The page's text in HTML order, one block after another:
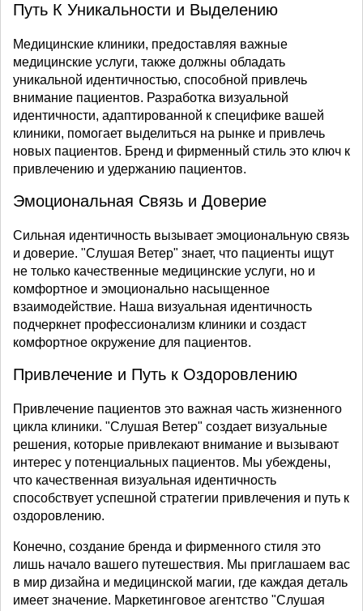
Путь К Уникальности и Выделению
Медицинские клиники, предоставляя важные
медицинские услуги, также должны обладать
уникальной идентичностью, способной привлечь
внимание пациентов. Разработка визуальной
идентичности, адаптированной к специфике вашей
клиники, помогает выделиться на рынке и привлечь
новых пациентов. Бренд и фирменный стиль это ключ к
привлечению и удержанию пациентов.
Эмоциональная Связь и Доверие
Сильная идентичность вызывает эмоциональную связь
и доверие. "Слушая Ветер" знает, что пациенты ищут
не только качественные медицинские услуги, но и
комфортное и эмоционально насыщенное
взаимодействие. Наша визуальная идентичность
подчеркнет профессионализм клиники и создаст
комфортное окружение для пациентов.
Привлечение и Путь к Оздоровлению
Привлечение пациентов это важная часть жизненного
цикла клиники. "Слушая Ветер" создает визуальные
решения, которые привлекают внимание и вызывают
интерес у потенциальных пациентов. Мы убеждены,
что качественная визуальная идентичность
способствует успешной стратегии привлечения и путь к
оздоровлению.
Конечно, создание бренда и фирменного стиля это
лишь начало вашего путешествия. Мы приглашаем вас
в мир дизайна и медицинской магии, где каждая деталь
имеет значение. Маркетинговое агентство "Слушая